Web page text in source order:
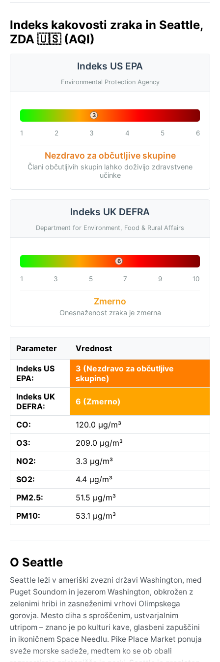
Indeks kakovosti zraka in Seattle,
ZDA 🇺🇸 (AQI)
Indeks US EPA
Environmental Protection Agency
3
1 2 3 4 5 6
Nezdravo za občutljive skupine
Člani občutljivih skupin lahko doživijo zdravstvene
učinke
Indeks UK DEFRA
Department for Environment, Food & Rural Affairs
6
1 3 5 7 9 10
Zmerno
Onesnaženost zraka je zmerna
Parameter Vrednost
Indeks US
EPA:
3 (Nezdravo za občutljive
skupine)
Indeks UK
DEFRA:
6 (Zmerno)
CO:
120.0 µg/m³
O3:
209.0 µg/m³
NO2:
3.3 µg/m³
SO2:
4.4 µg/m³
PM2.5:
51.5 µg/m³
PM10:
53.1 µg/m³
O Seattle
Seattle leži v ameriški zvezni državi Washington, med
Puget Soundom in jezerom Washington, obkrožen z
zelenimi hribi in zasneženimi vrhovi Olimpskega
gorovja. Mesto diha s sproščenim, ustvarjalnim
utripom – znano je po kulturi kave, glasbeni zapuščini
in ikoničnem Space Needlu. Pike Place Market ponuja
sveže morske sadeže, medtem ko se ob obali